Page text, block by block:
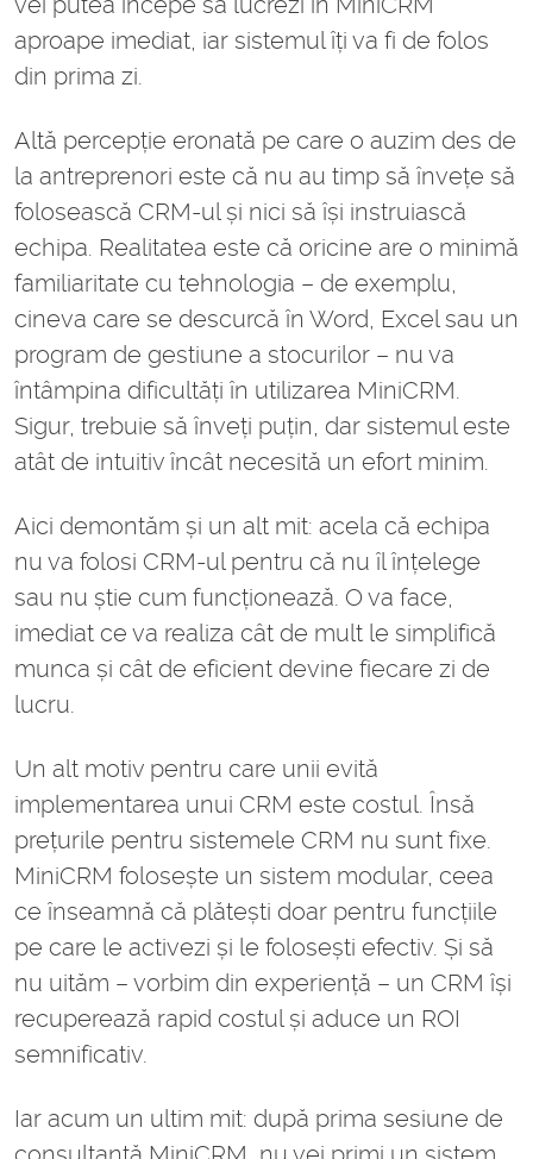
aproape imediat, iar sistemul îți va fi de folos
din prima zi.
Altă percepție eronată pe care o auzim des de
la antreprenori este că nu au timp să învețe să
folosească CRM-ul și nici să își instruiască
echipa. Realitatea este că oricine are o minimă
familiaritate cu tehnologia – de exemplu,
cineva care se descurcă în Word, Excel sau un
program de gestiune a stocurilor – nu va
întâmpina dificultăți în utilizarea MiniCRM.
Sigur, trebuie să înveți puțin, dar sistemul este
atât de intuitiv încât necesită un efort minim.
Aici demontăm și un alt mit: acela că echipa
nu va folosi CRM-ul pentru că nu îl înțelege
sau nu știe cum funcționează. O va face,
imediat ce va realiza cât de mult le simplifică
munca și cât de eficient devine fiecare zi de
lucru.
Un alt motiv pentru care unii evită
implementarea unui CRM este costul. Însă
prețurile pentru sistemele CRM nu sunt fixe.
MiniCRM folosește un sistem modular, ceea
ce înseamnă că plătești doar pentru funcțiile
pe care le activezi și le folosești efectiv. Și să
nu uităm – vorbim din experiență – un CRM își
recuperează rapid costul și aduce un ROI
semnificativ.
Iar acum un ultim mit: după prima sesiune de